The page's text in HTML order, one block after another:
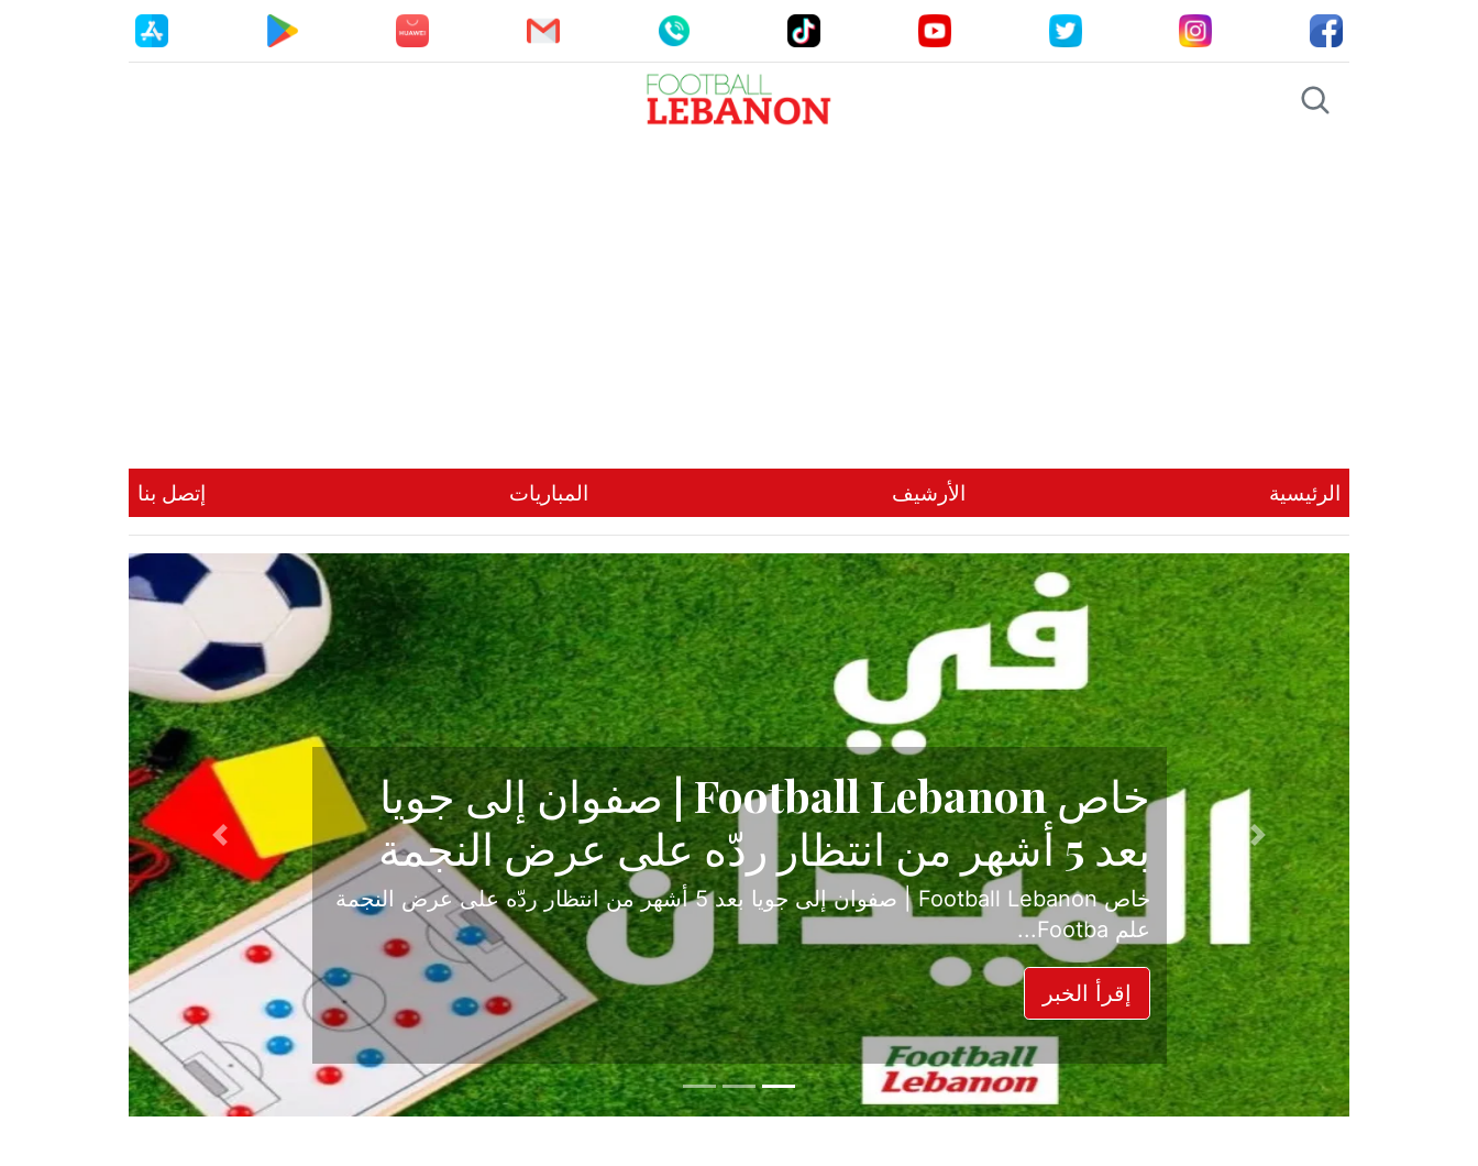
الرئيسية الأرشيف المباريات إتصل بنا
حكاية نجاح تبدأ من جبل محسن وتنتهي في
الدرجة الأولى
بعد موسم حافل بالإثارة والصراع في دوري الدرجة الثانية، نجح الإخاء الأهلي عاليه في
حسم ل...
إقرأ الخبر
Previous
Next